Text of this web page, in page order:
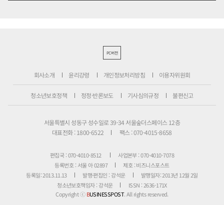
PC버전
회사소개 윤리강령 개인정보처리방침 이용자위원회
청소년보호정책 정정·반론보도 기사심의규정 불편신고
서울특별시 성동구 성수일로 39-34 서울숲더스페이스 12층
대표전화 : 1800-6522
팩스 : 070-4015-8658
편집국 : 070-4010-8512
사업본부 : 070-4010-7078
등록번호 : 서울 아 02897
제호 : 비즈니스포스트
등록일: 2013.11.13
발행·편집인 : 강석운
발행일자: 2013년 12월 2일
청소년보호책임자 : 강석운
ISSN : 2636-171X
Copyright ⓒBUSINESSPOST. All rights reserved.